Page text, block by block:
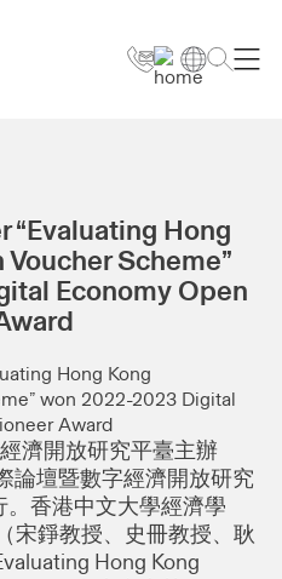
“Evaluating Hong
Scheme”
Economy Open
濟開放研究平臺主辦
論壇暨數字經濟開放研究
。香港中文大學經濟學
宋錚教授、史冊教授、耿
Hong Kong